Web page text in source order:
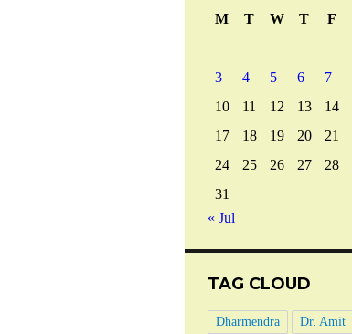
M T W T F
3
4 5 6 7
10
11 12 13 14
17
18 19 20 21
24
25 26 27 28
31
« Jul
TAG CLOUD
Dharmendra Dr. Amit